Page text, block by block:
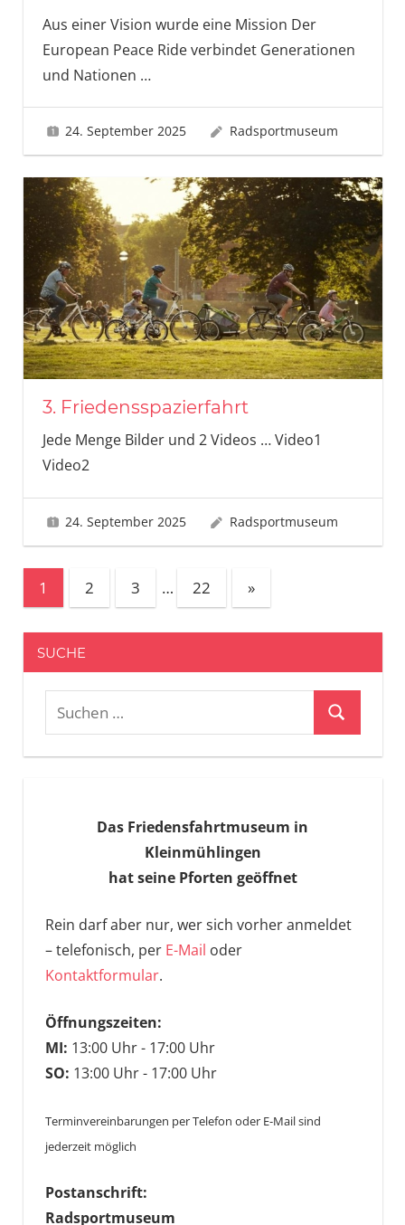
Aus einer Vision wurde eine Mission Der
European Peace Ride verbindet Generationen
und Nationen …
24. September 2025 Radsportmuseum
3. Friedensspazierfahrt
Jede Menge Bilder und 2 Videos … Video1
Video2
24. September 2025 Radsportmuseum
Seitennummerierung
der
Beiträge
1 2 3 … 22
Nächste
Beiträge
»
SUCHE
Suchen
Suchen
Das Friedensfahrtmuseum in
Kleinmühlingen
hat seine Pforten geöffnet
Rein darf aber nur, wer sich vorher anmeldet
– telefonisch, per E-Mail oder
Kontaktformular.
Öffnungszeiten:
MI: 13:00 Uhr - 17:00 Uhr
SO: 13:00 Uhr - 17:00 Uhr
Terminvereinbarungen per Telefon oder E-Mail sind
jederzeit möglich
Postanschrift:
Radsportmuseum